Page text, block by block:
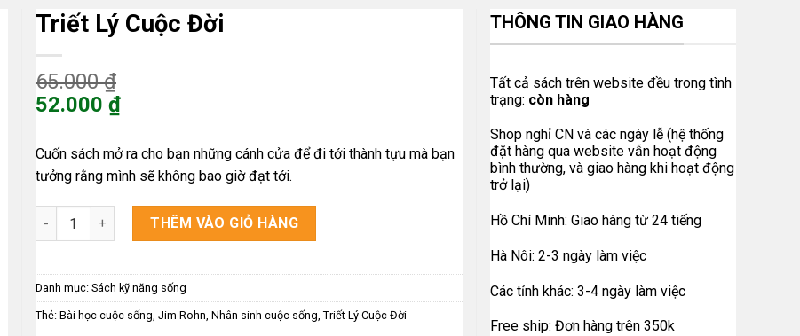
Triết Lý Cuộc Đời
65.000₫
65.000 ₫.
52.000 ₫
hiện
tại
là:
52.000 ₫.
Cuốn sách mở ra cho bạn những cánh cửa để đi tới thành tựu mà bạn
tưởng rằng mình sẽ không bao giờ đạt tới.
Triết Lý Cuộc Đời số lượngTHÊM VÀO GIỎ HÀNG
Danh mục: Sách kỹ năng sống
Thẻ: Bài học cuộc sống Jim Rohn Nhân sinh cuộc sống Triết Lý Cuộc Đời
THÔNG TIN GIAO HÀNG
Tất cả sách trên website đều trong tình
trạng: còn hàng
Shop nghỉ CN và các ngày lễ (hệ thống
đặt hàng qua website vẫn hoạt động
bình thường, và giao hàng khi hoạt động
trở lại)
Hồ Chí Minh: Giao hàng từ 24 tiếng
Hà Nôi: 2-3 ngày làm việc
Các tỉnh khác: 3-4 ngày làm việc
Free ship: Đơn hàng trên 350k